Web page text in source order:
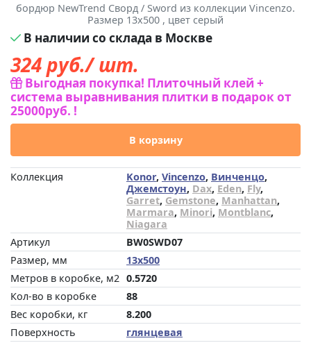
бордюр NewTrend Сворд / Sword из коллекции Vincenzo.
Размер 13x500 , цвет серый
В наличии со склада в Москве
324руб./ шт.
Выгодная покупка! Плиточный клей +
система выравнивания плитки в подарок от
25000руб. !
В корзину
Коллекция Konor, Vincenzo, Винченцо,
Джемстоун, Dax, Eden, Fly,
Garret, Gemstone, Manhattan,
Marmara, Minori, Montblanc,
Niagara
Артикул
BW0SWD07
Размер, мм
13x500
Метров в коробке, м2 0.5720
Кол-во в коробке
88
Вес коробки, кг
8.200
Поверхность
глянцевая